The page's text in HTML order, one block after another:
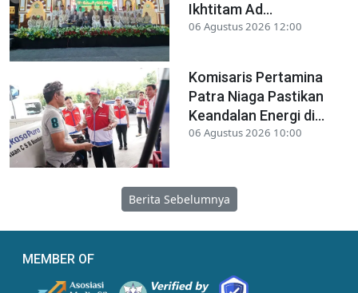
Ikhtitam Ad...
06 Agustus 2026 12:00
Komisaris Pertamina
Patra Niaga Pastikan
Keandalan Energi di...
06 Agustus 2026 10:00
Berita Sebelumnya
MEMBER OF